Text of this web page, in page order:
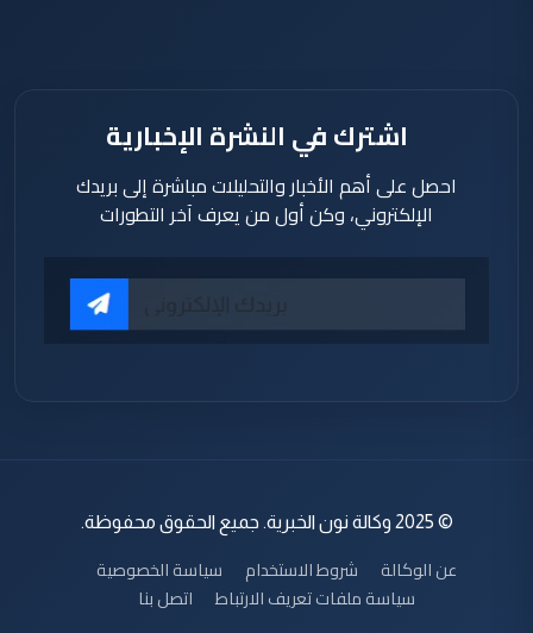
اشترك في النشرة الإخبارية
احصل على أهم الأخبار والتحليلات مباشرة إلى بريدك
الإلكتروني، وكن أول من يعرف آخر التطورات
© 2025 وكالة نون الخبرية. جميع الحقوق محفوظة.
عن الوكالة شروط الاستخدام
سياسة الخصوصية
سياسة ملفات تعريف الارتباط
اتصل بنا